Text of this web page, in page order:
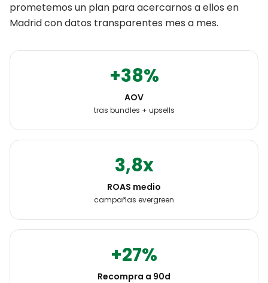
prometemos un plan para acercarnos a ellos en
Madridcon datos transparentes mes a mes.
+38%
AOV
tras bundles + upsells
3,8x
ROAS medio
campañas evergreen
+27%
Recompra a 90d